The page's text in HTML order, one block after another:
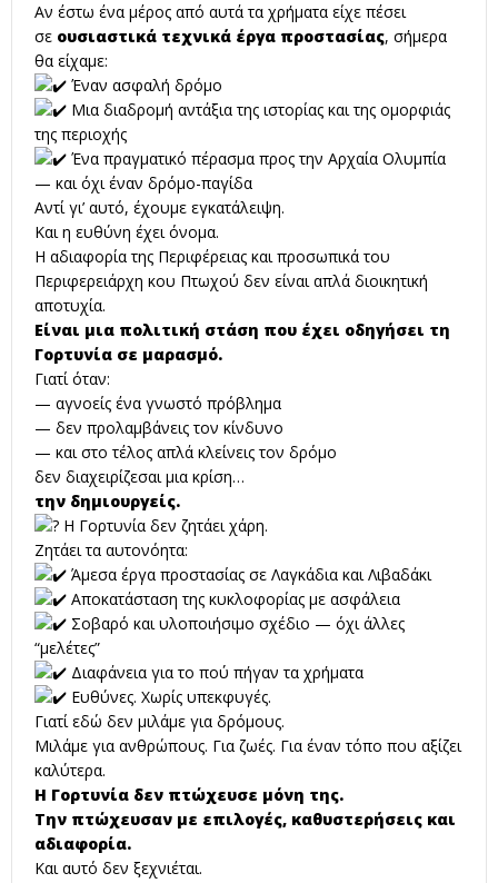
Αν έστω ένα μέρος από αυτά τα χρήματα είχε πέσει
σε ουσιαστικά τεχνικά έργα προστασίας, σήμερα
θα είχαμε:
Έναν ασφαλή δρόμο
Μια διαδρομή αντάξια της ιστορίας και της ομορφιάς
της περιοχής
Ένα πραγματικό πέρασμα προς την Αρχαία Ολυμπία
— και όχι έναν δρόμο-παγίδα
Αντί γι’ αυτό, έχουμε εγκατάλειψη.
Και η ευθύνη έχει όνομα.
Η αδιαφορία της Περιφέρειας και προσωπικά του
Περιφερειάρχη κου Πτωχού δεν είναι απλά διοικητική
αποτυχία.
Είναι μια πολιτική στάση που έχει οδηγήσει τη
Γορτυνία σε μαρασμό.
Γιατί όταν:
— αγνοείς ένα γνωστό πρόβλημα
— δεν προλαμβάνεις τον κίνδυνο
— και στο τέλος απλά κλείνεις τον δρόμο
δεν διαχειρίζεσαι μια κρίση…
την δημιουργείς.
Η Γορτυνία δεν ζητάει χάρη.
Ζητάει τα αυτονόητα:
Άμεσα έργα προστασίας σε Λαγκάδια και Λιβαδάκι
Αποκατάσταση της κυκλοφορίας με ασφάλεια
Σοβαρό και υλοποιήσιμο σχέδιο — όχι άλλες
“μελέτες”
Διαφάνεια για το πού πήγαν τα χρήματα
Ευθύνες. Χωρίς υπεκφυγές.
Γιατί εδώ δεν μιλάμε για δρόμους.
Μιλάμε για ανθρώπους. Για ζωές. Για έναν τόπο που αξίζει
καλύτερα.
Η Γορτυνία δεν πτώχευσε μόνη της.
Την πτώχευσαν με επιλογές, καθυστερήσεις και
αδιαφορία.
Και αυτό δεν ξεχνιέται.